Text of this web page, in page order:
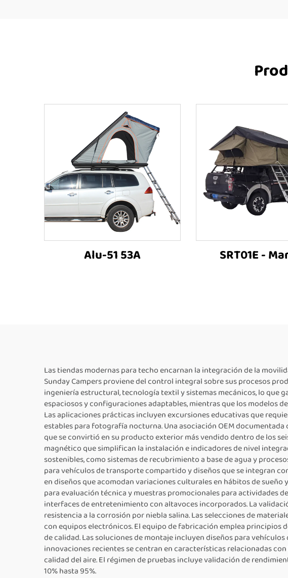
Alu-51 53A SRT01E -
Las tiendas modernas para techo encarnan la integración de la
Sunday Campers proviene del control integral sobre sus procesos
ingeniería estructural, tecnología textil y sistemas mecánicos, lo que
espaciosos y configuraciones adaptables, mientras que los modelos
Las aplicaciones prácticas incluyen excursiones educativas que
estables para fotografía nocturna. Una asociación OEM
que se convirtió en su producto exterior más vendido dentro de los
magnético que simplifican la instalación e indicadores de nivel
sostenibles, como sistemas de recubrimiento a base de agua y
para vehículos de transporte compartido y diseños que se integran
en diseños que acomodan variaciones culturales en hábitos de
para evaluación técnica y muestras promocionales para actividades
interfaces de entretenimiento con altavoces incorporados. La
resistencia a la corrosión por niebla salina. Las selecciones de
con equipos electrónicos. El equipo de fabricación emplea
de calidad. Las soluciones de montaje incluyen diseños para
innovaciones recientes se centran en características relacionadas
calidad del aire. El régimen de pruebas incluye validación de
10% hasta 95%.